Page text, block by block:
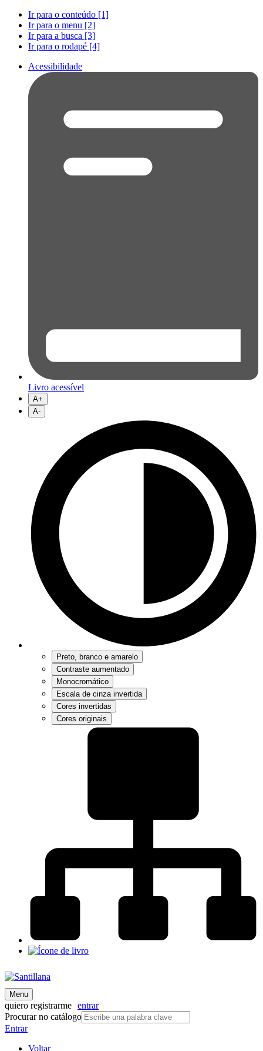
Ir para o conteúdo [1]
Ir para o menu [2]
Ir para a busca [3]
Ir para o rodapé [4]
Acessibilidade
Livro acessível
A+
A-
Preto, branco e amarelo
Contraste aumentado
Monocromático
Escala de cinza invertida
Cores invertidas
Cores originais
Menu
quiero registrarme entrar
Procurar no catálogo
Entrar
Voltar